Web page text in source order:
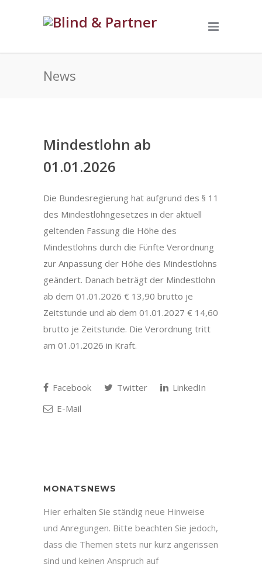
News
Mindestlohn ab
01.01.2026
Die Bundesregierung hat aufgrund des § 11
des Mindestlohngesetzes in der aktuell
geltenden Fassung die Höhe des
Mindestlohns durch die Fünfte Verordnung
zur Anpassung der Höhe des Mindestlohns
geändert. Danach beträgt der Mindestlohn
ab dem 01.01.2026 € 13,90 brutto je
Zeitstunde und ab dem 01.01.2027 € 14,60
brutto je Zeitstunde. Die Verordnung tritt
am 01.01.2026 in Kraft.
Facebook Twitter
LinkedIn
E-Mail
MONATSNEWS
Hier erhalten Sie ständig neue Hinweise
und Anregungen. Bitte beachten Sie jedoch,
dass die Themen stets nur kurz angerissen
sind und keinen Anspruch auf